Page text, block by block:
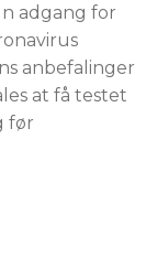
adgang for
anbefalinger
at få testet
før